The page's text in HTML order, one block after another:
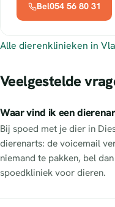
Bel054 56 80 31
Alle dierenklinieken in
Veelgestelde
Waar vind ik een
Bij spoed met je dier in
dierenarts: de voicemail
niemand te pakken, bel
spoedkliniek voor dieren.